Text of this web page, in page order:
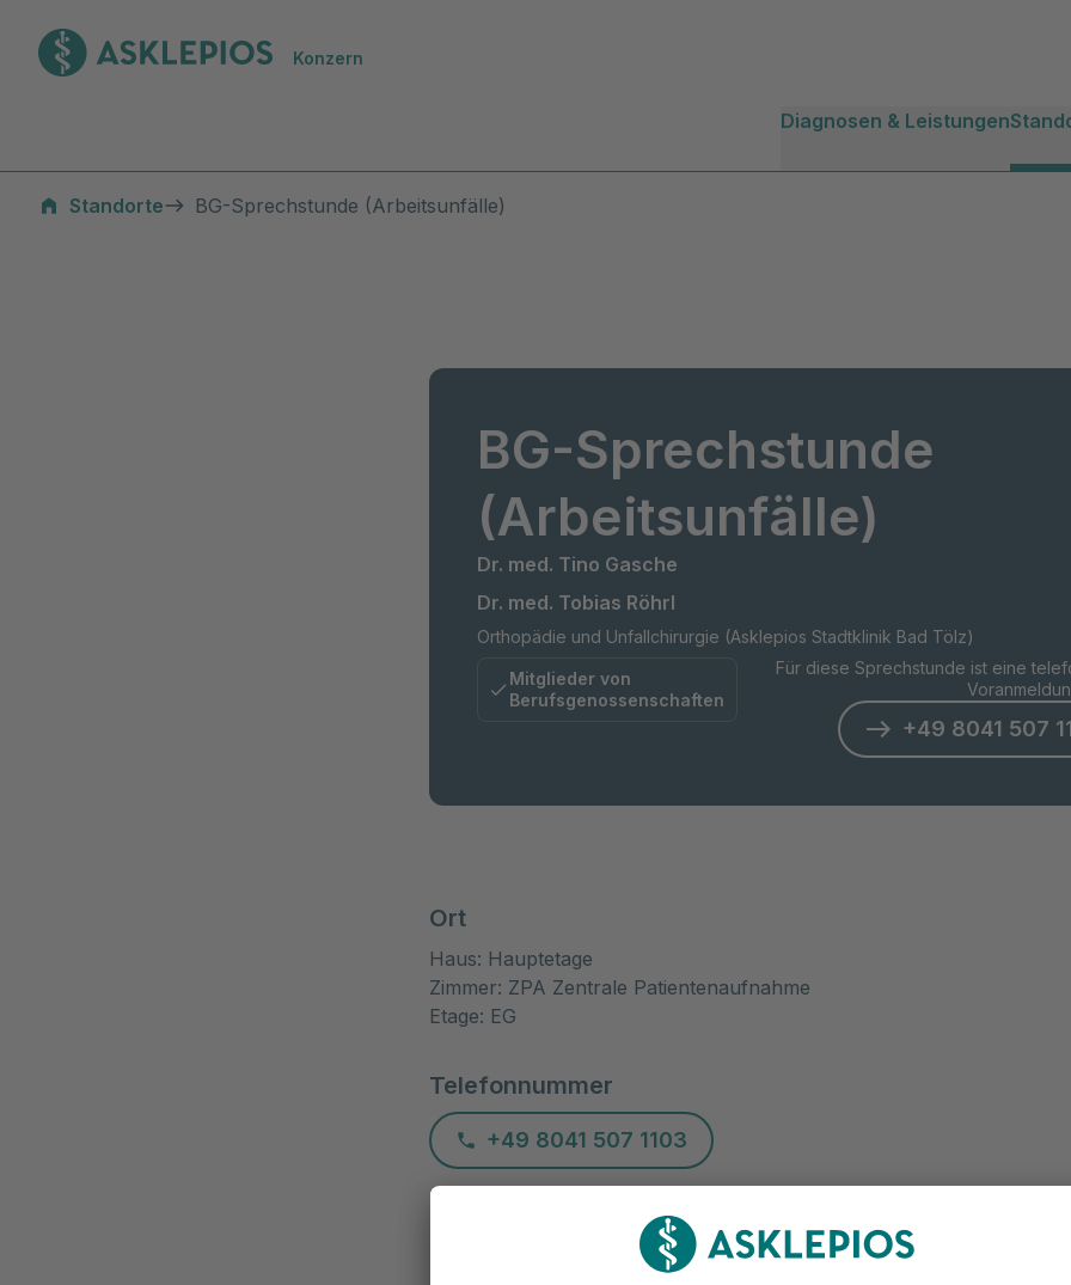
Konzern
Diagnosen & Leistungen
Standorte BG-Sprechstunde (Arbeitsunfälle)
BG-Sprechstunde
(Arbeitsunfälle)
Dr. med. Tino Gasche
Dr. med. Tobias Röhrl
Orthopädie und Unfallchirurgie (Asklepios Stadtklinik Bad Tölz)
Mitglieder von
Berufsgenossenschaften
Für diese Sprechstunde ist eine
+49 8041 507
Ort
Haus: Hauptetage
Zimmer: ZPA Zentrale Patientenaufnahme
Etage: EG
Telefonnummer
+49 8041 507 1103
Befunde, Arztbriefe, Krankenkassenkarte